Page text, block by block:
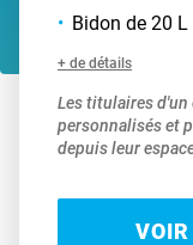
Bidon de 20 L
+ de détails
Les titulaires
personnalisés et
depuis leur